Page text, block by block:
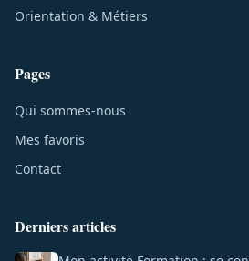
Orientation & Métiers
Pages
Qui sommes-nous
Mes favoris
Contact
Derniers articles